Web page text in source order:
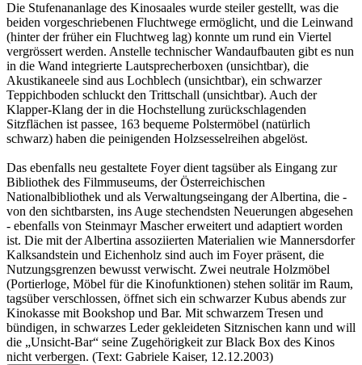
Die Stufenananlage des Kinosaales wurde steiler gestellt, was die
beiden vorgeschriebenen Fluchtwege ermöglicht, und die Leinwand
(hinter der früher ein Fluchtweg lag) konnte um rund ein Viertel
vergrössert werden. Anstelle technischer Wandaufbauten gibt es nun
in die Wand integrierte Lautsprecherboxen (unsichtbar), die
Akustikaneele sind aus Lochblech (unsichtbar), ein schwarzer
Teppichboden schluckt den Trittschall (unsichtbar). Auch der
Klapper-Klang der in die Hochstellung zurückschlagenden
Sitzflächen ist passee, 163 bequeme Polstermöbel (natürlich
schwarz) haben die peinigenden Holzsesselreihen abgelöst.
Das ebenfalls neu gestaltete Foyer dient tagsüber als Eingang zur
Bibliothek des Filmmuseums, der Österreichischen
Nationalbibliothek und als Verwaltungseingang der Albertina, die -
von den sichtbarsten, ins Auge stechendsten Neuerungen abgesehen
- ebenfalls von Steinmayr Mascher erweitert und adaptiert worden
ist. Die mit der Albertina assoziierten Materialien wie Mannersdorfer
Kalksandstein und Eichenholz sind auch im Foyer präsent, die
Nutzungsgrenzen bewusst verwischt. Zwei neutrale Holzmöbel
(Portierloge, Möbel für die Kinofunktionen) stehen solitär im Raum,
tagsüber verschlossen, öffnet sich ein schwarzer Kubus abends zur
Kinokasse mit Bookshop und Bar. Mit schwarzem Tresen und
bündigen, in schwarzes Leder gekleideten Sitznischen kann und will
die „Unsicht-Bar“ seine Zugehörigkeit zur Black Box des Kinos
nicht verbergen. (Text: Gabriele Kaiser, 12.12.2003)